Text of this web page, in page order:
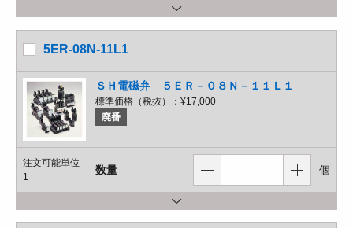
5ER-08N-11L1
ＳＨ電磁弁 ５ＥＲ－０８Ｎ－１１Ｌ１
標準価格（税抜）： ¥17,000
廃番
注文可能単位
1
数量 個